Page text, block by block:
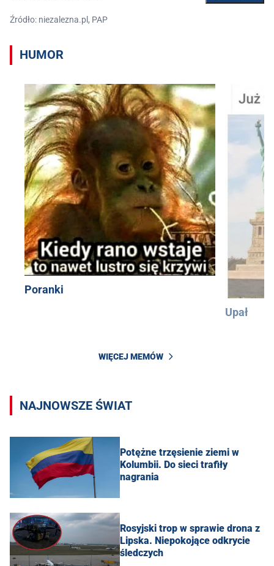
Źródło: niezalezna.pl, PAP
HUMOR
Poranki
Upał
WIĘCEJ MEMÓW
NAJNOWSZE ŚWIAT
Potężne trzęsienie ziemi w
Kolumbii. Do sieci trafiły
nagrania
Rosyjski trop w sprawie drona z
Lipska. Niepokojące odkrycie
śledczych